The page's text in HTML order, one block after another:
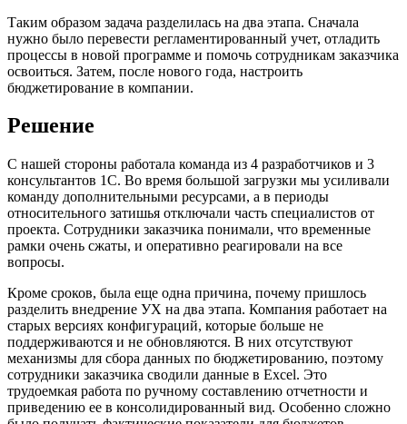
Таким образом задача разделилась на два этапа. Сначала
нужно было перевести регламентированный учет, отладить
процессы в новой программе и помочь сотрудникам заказчика
освоиться. Затем, после нового года, настроить
бюджетирование в компании.
Решение
С нашей стороны работала команда из 4 разработчиков и 3
консультантов 1С. Во время большой загрузки мы усиливали
команду дополнительными ресурсами, а в периоды
относительного затишья отключали часть специалистов от
проекта. Сотрудники заказчика понимали, что временные
рамки очень сжаты, и оперативно реагировали на все
вопросы.
Кроме сроков, была еще одна причина, почему пришлось
разделить внедрение УХ на два этапа. Компания работает на
старых версиях конфигураций, которые больше не
поддерживаются и не обновляются. В них отсутствуют
механизмы для сбора данных по бюджетированию, поэтому
сотрудники заказчика сводили данные в Excel. Это
трудоемкая работа по ручному составлению отчетности и
приведению ее в консолидированный вид. Особенно сложно